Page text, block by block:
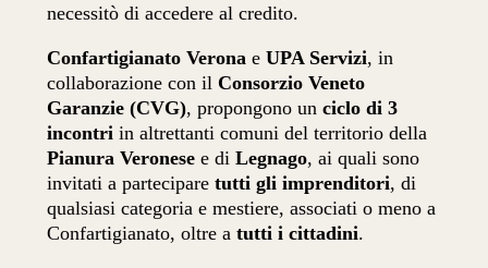
necessitò di accedere al credito.
Confartigianato Verona eUPA Servizi, in
collaborazione con il Consorzio Veneto
Garanzie (CVG), propongono unciclo di 3
incontri in altrettanti comuni del territorio della
Pianura Veronese e diLegnago, ai quali sono
invitati a parteciparetutti gli imprenditori, di
qualsiasi categoria e mestiere, associati o meno a
Confartigianato, oltre atutti i cittadini.